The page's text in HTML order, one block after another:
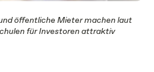
öffentliche Mieter machen laut
für Investoren attraktiv